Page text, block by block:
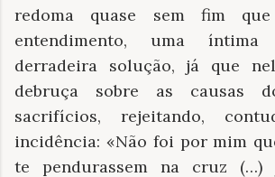
redoma quase sem fim
entendimento, uma
derradeira solução, já que
debruça sobre as causas
sacrifícios, rejeitando,
incidência: «Não foi por mim
te pendurassem na cruz